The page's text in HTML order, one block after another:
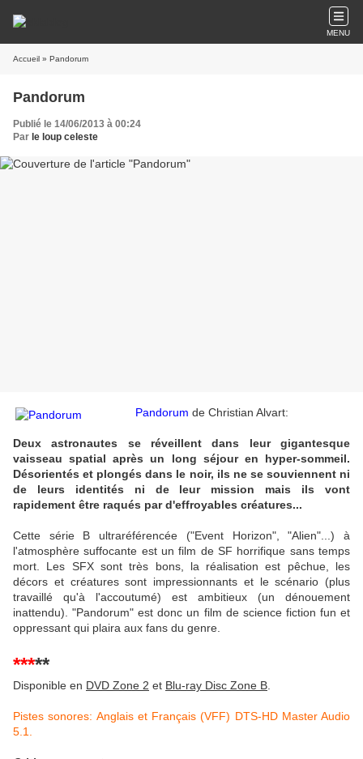
MENU
Accueil » Pandorum
Pandorum
Publié le 14/06/2013 à 00:24
Par le loup celeste
Pandorum de Christian Alvart:
Deux astronautes se réveillent dans leur gigantesque
vaisseau spatial après un long séjour en hyper-sommeil.
Désorientés et plongés dans le noir, ils ne se souviennent ni
de leurs identités ni de leur mission mais ils vont
rapidement être raqués par d'effroyables créatures...
Cette série B ultraréférencée ("Event Horizon", "Alien"...) à
l'atmosphère suffocante est un film de SF horrifique sans temps
mort. Les SFX sont très bons, la réalisation est pêchue, les
décors et créatures sont impressionnants et le scénario (plus
travaillé qu'à l'accoutumé) est ambitieux (un dénouement
inattendu). "Pandorum" est donc un film de science fiction fun et
oppressant qui plaira aux fans du genre.
*****
Disponible en DVD Zone 2 et Blu-ray Disc Zone B
Pistes sonores: Anglais et Français (VFF) DTS-HD Master Audio
5.1.